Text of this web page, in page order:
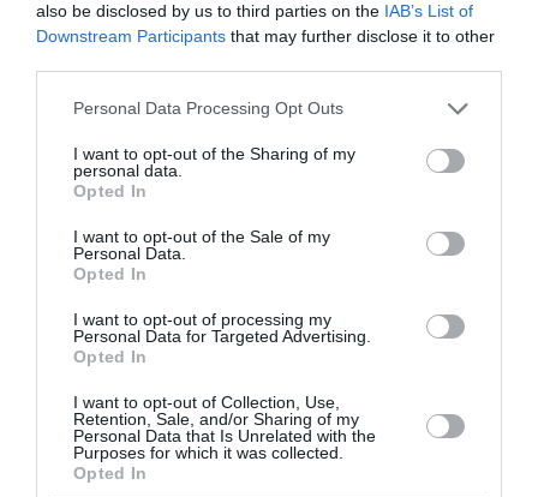
also be disclosed by us to third parties on the IAB’s List of
Downstream Participants that may further disclose it to other
Personal Data Processing Opt Outs
I want to opt-out of the Sharing of my
personal data.
Opted In
I want to opt-out of the Sale of my
Personal Data.
Opted In
I want to opt-out of processing my
Personal Data for Targeted Advertising.
Opted In
I want to opt-out of Collection, Use,
Retention, Sale, and/or Sharing of my
Personal Data that Is Unrelated with the
Purposes for which it was collected.
Opted In
Ακολουθήστε το Culturenow.gr
Σχετικά Άρθρα
Αυτοβιογραφία
ενός πτώματος: Μια
συλλογή
διηγημάτων του
Σιγκισμούντ
Κρζιζανόφσκι
Φωνές: Ένα βιβλίο
ως εσωτερικός
διάλογος